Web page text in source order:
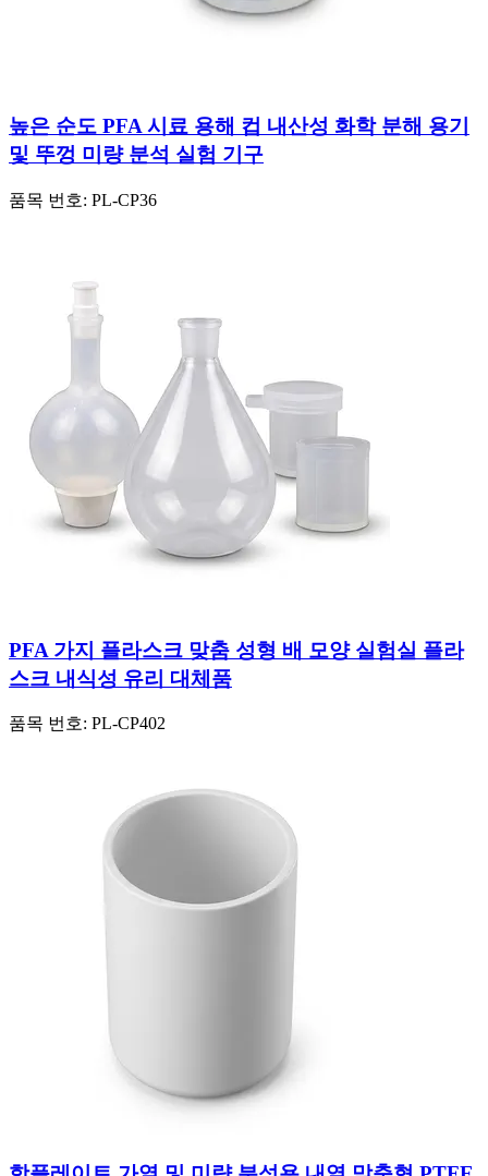
높은 순도 PFA 시료 용해 컵 내산성 화학 분해 용기
및 뚜껑 미량 분석 실험 기구
품목 번호: PL-CP36
PFA 가지 플라스크 맞춤 성형 배 모양 실험실 플라
스크 내식성 유리 대체품
품목 번호: PL-CP402